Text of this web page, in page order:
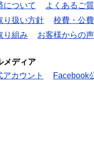
について
よくあるご
り扱い方針
校費・公
り組み
お客様からの声
メディア
アカウント
Facebook